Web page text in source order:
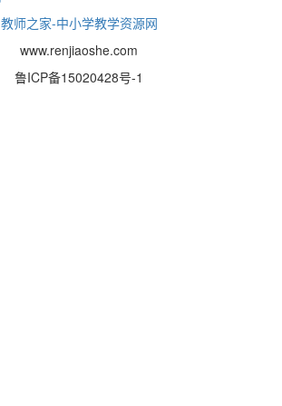
教师之家-中小学教学资源网
www.renjiaoshe.com
鲁ICP备15020428号-1